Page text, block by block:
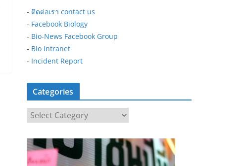
- ติดต่อเรา contact us
- Facebook Biology
- Bio-News Facebook Group
- Bio Intranet
- Incident Report
Categories
a
t
e
g